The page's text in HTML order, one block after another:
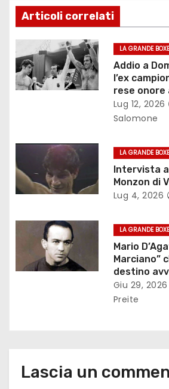
i
o
n
e
r
t
i
o
Articoli correlati
LA GRANDE
Addio a
l’ex
rese onore
Lug 12, 2026
Salomone
LA GRANDE
Intervista
Monzon di
Lug 4, 2026
LA GRANDE
Mario
Marciano”
destino
Giu 29, 2026
Preite
Lascia un